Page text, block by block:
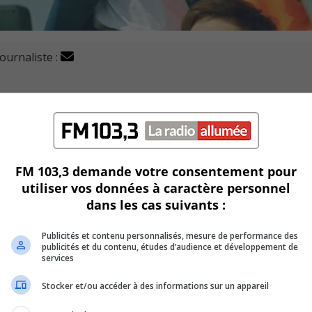
:
cinq du Collège Durocher Saint-Lambert (CDSL) vont
2020 au ciné-parc de Saint-Eustache.
du Québec permet aux gestionnaires du
certaine distanciation sociale, mais une atmosphère de
dit qu’il y aura une ambiance musicale, des
personnel sont donc invités à cet événement tout
FM 103,3 demande votre consentement pour
utiliser vos données à caractère personnel
dans les cas suivants :
Publicités et contenu personnalisés, mesure de performance des
publicités et du contenu, études d’audience et développement de
services
Stocker et/ou accéder à des informations sur un appareil